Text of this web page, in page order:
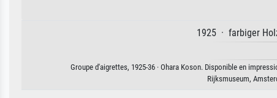
1925 · farbiger
Groupe d'aigrettes, 1925-36 · Ohara Koson. Disponible en
Rijksmuseum,